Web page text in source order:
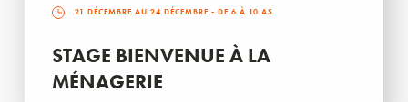
21 DÉCEMBRE AU 24 DÉCEMBRE - DE 6 À 10 AS
STAGE BIENVENUE À LA
MÉNAGERIE